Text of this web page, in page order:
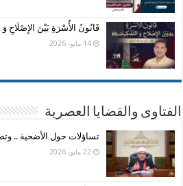
قَانُونُ الأُسْرَةِ بَيْنَ الإِصْلَاحِ وَ
14 مايو، 2026
الفتاوى والقضايا العصرية
تساؤلات حول الأضحية ..
22 مايو، 2026